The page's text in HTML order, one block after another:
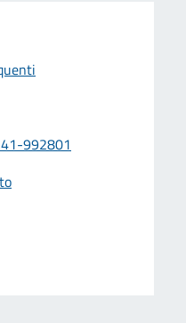
992801